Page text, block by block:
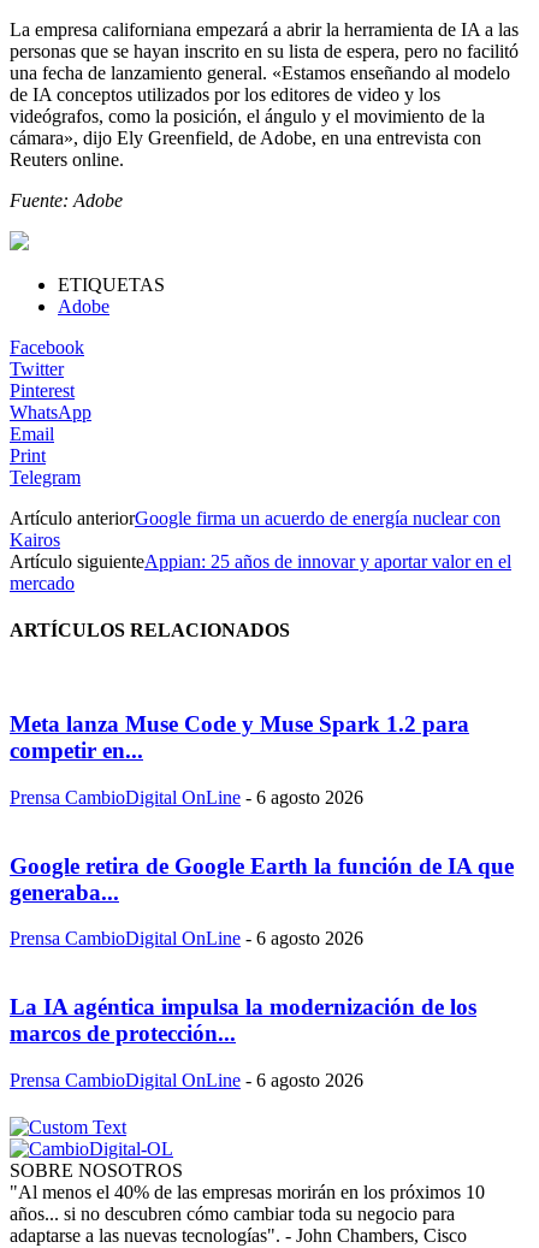
La empresa californiana empezará a abrir la herramienta de IA a las
personas que se hayan inscrito en su lista de espera, pero no facilitó
una fecha de lanzamiento general. «Estamos enseñando al modelo
de IA conceptos utilizados por los editores de video y los
videógrafos, como la posición, el ángulo y el movimiento de la
cámara», dijo Ely Greenfield, de Adobe, en una entrevista con
Reuters online.
Fuente: Adobe
ETIQUETAS
Adobe
Facebook
Twitter
Pinterest
WhatsApp
Email
Print
Telegram
Artículo anteriorGoogle firma un acuerdo de energía nuclear con
Kairos
Artículo siguienteAppian: 25 años de innovar y aportar valor en el
mercado
ARTÍCULOS RELACIONADOS
Meta lanza Muse Code y Muse Spark 1.2 para
competir en...
Prensa CambioDigital OnLine - 6 agosto 2026
Google retira de Google Earth la función de IA que
generaba...
Prensa CambioDigital OnLine - 6 agosto 2026
La IA agéntica impulsa la modernización de los
marcos de protección...
Prensa CambioDigital OnLine - 6 agosto 2026
SOBRE NOSOTROS
"Al menos el 40% de las empresas morirán en los próximos 10
años... si no descubren cómo cambiar toda su negocio para
adaptarse a las nuevas tecnologías". - John Chambers, Cisco